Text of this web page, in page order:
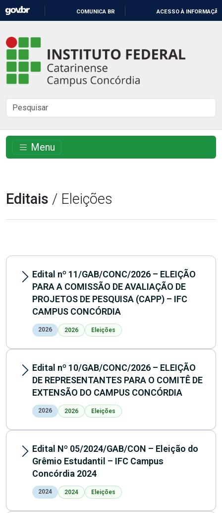
CONTEÚDO
COMUNICA BR ACESSO À INFORMAÇÃO
Instituto
Federal
Catarinense
-
Campus
Concórdia
Buscar
no
site
Menu
Editais / Eleições
Edital nº 11/GAB/CONC/2026 – ELEIÇÃO
PARA A COMISSÃO DE AVALIAÇÃO DE
PROJETOS DE PESQUISA (CAPP) – IFC
CAMPUS CONCÓRDIA
2026 2026 Eleições
Edital nº 10/GAB/CONC/2026 – ELEIÇÃO
DE REPRESENTANTES PARA O COMITÊ DE
EXTENSÃO DO CAMPUS CONCÓRDIA
2026 2026 Eleições
Edital Nº 05/2024/GAB/CON – Eleição do
Grêmio Estudantil – IFC Campus
Concórdia 2024
2024 2024 Eleições